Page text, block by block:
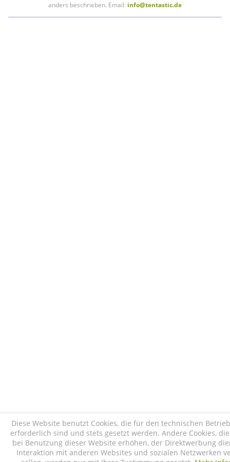
anders beschrieben. Email: info@tentastic.de
Diese Website benutzt Cookies, die für den technischen
erforderlich sind und stets gesetzt werden. Andere Cookies,
bei Benutzung dieser Website erhöhen, der Direktwerbung
Interaktion mit anderen Websites und sozialen Netzwerken